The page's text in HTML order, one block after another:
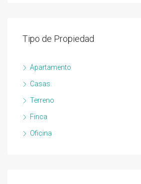
Tipo de Propiedad
Apartamento
Casas
Terreno
Finca
Oficina